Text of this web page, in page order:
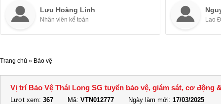
Lưu Hoàng Linh
Nhân viên kế toán Lao
Trang chủ » Bảo vệ
Vị trí Bảo Vệ Thái Long SG tuyển bảo vệ, giám sát, cơ động
Lượt xem: 367 Mã: VTN012777 Ngày làm mới: 17/03/2025